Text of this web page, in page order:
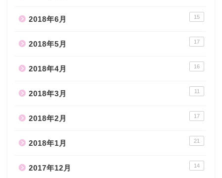
2018年6月 15
2018年5月 17
2018年4月 16
2018年3月 11
2018年2月 17
2018年1月 21
2017年12月 14